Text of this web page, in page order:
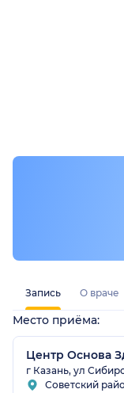
Запись О враче
Место приёма:
Центр Основа
г Казань, ул
Советский